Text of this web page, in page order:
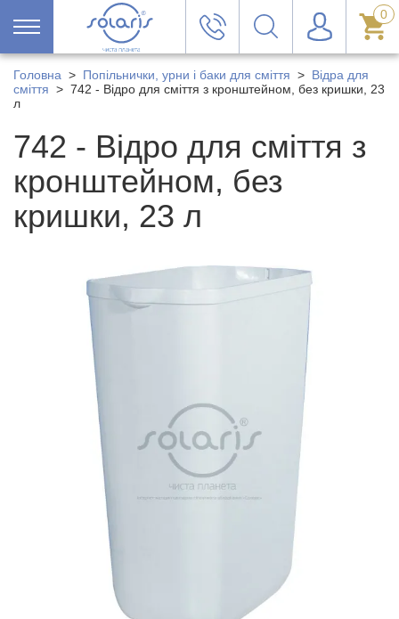
0
Головна > Попільнички, урни і баки для сміття > Відра для
сміття > 742 - Відро для сміття з кронштейном, без кришки, 23
л
742 - Відро для сміття з
кронштейном, без
кришки, 23 л